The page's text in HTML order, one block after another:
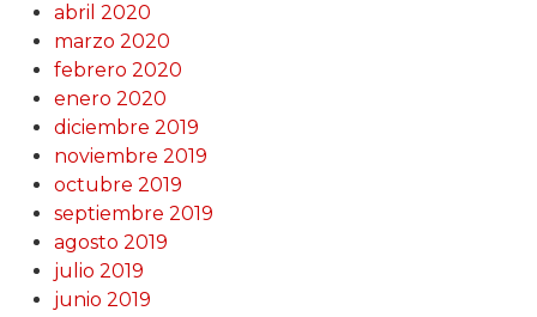
abril 2020
marzo 2020
febrero 2020
enero 2020
diciembre 2019
noviembre 2019
octubre 2019
septiembre 2019
agosto 2019
julio 2019
junio 2019